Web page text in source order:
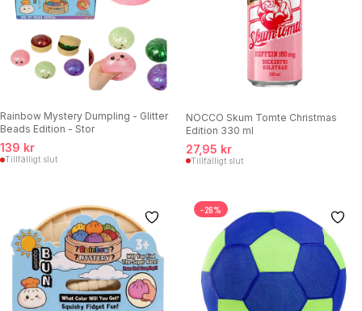
Rainbow Mystery Dumpling - Glitter
Beads Edition - Stor
139 kr
Tillfälligt slut
NOCCO Skum Tomte Christmas
Edition 330 ml
27,95 kr
Tillfälligt slut
-26%